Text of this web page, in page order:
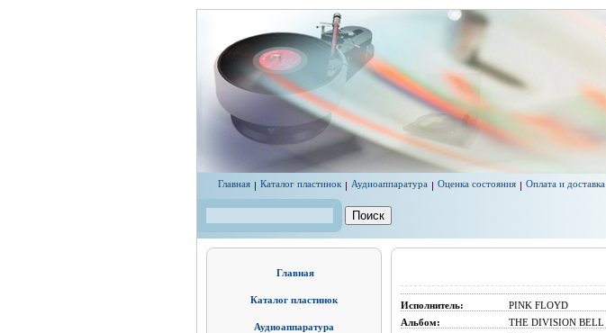
Главная Каталог пластинок Аудиоаппаратура Оценка состояния Оплата и доставка
Главная
Каталог пластинок
Аудиоаппаратура
Исполнитель:
PINK FLOYD
Альбом:
THE DIVISION BELL